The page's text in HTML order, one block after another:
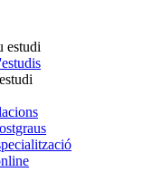
estudi